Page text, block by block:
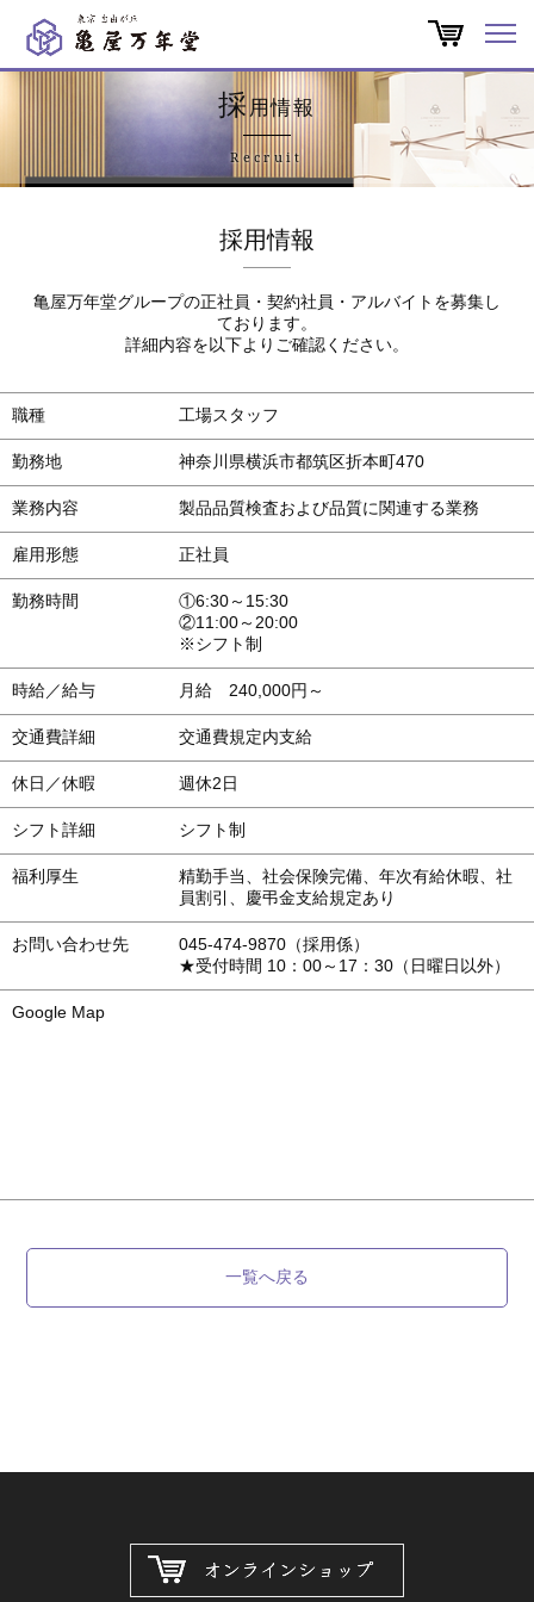
亀屋万年堂だより
特集
よくある質問
お問い合わせ
採用情報
Recruit
採用情報
亀屋万年堂グループの正社員・契約社員・アルバイトを募集し
ております。
詳細内容を以下よりご確認ください。
職種 工場スタッフ
勤務地 神奈川県横浜市都筑区折本町470
業務内容 製品品質検査および品質に関連する業務
雇用形態 正社員
勤務時間
①6:30～15:30
②11:00～20:00
※シフト制
時給／給与 月給 240,000円～
交通費詳細 交通費規定内支給
休日／休暇 週休2日
シフト詳細 シフト制
福利厚生
精勤手当、社会保険完備、年次有給休暇、社
員割引、慶弔金支給規定あり
お問い合わせ先
045-474-9870（採用係）
★受付時間 10：00～17：30（日曜日以外）
Google Map
一覧へ戻る